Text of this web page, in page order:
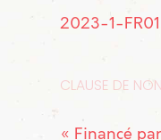
2023-1-
CLAUSE DE
« Financé